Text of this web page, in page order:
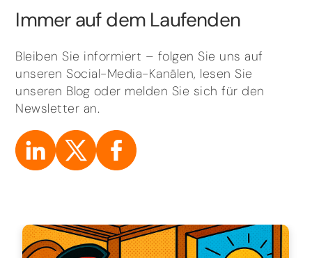
Immer auf dem Laufenden
Bleiben Sie informiert – folgen Sie uns auf
unseren Social-Media-Kanälen, lesen Sie
unseren Blog oder melden Sie sich für den
Newsletter an.